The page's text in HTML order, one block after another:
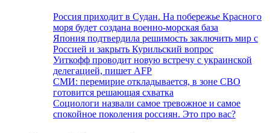
Россия приходит в Судан. На побережье Красного
моря будет создана военно-морская база
Япония подтвердила решимость заключить мир с
Россией и закрыть Курильский вопрос
Уиткофф проводит новую встречу с украинской
делегацией, пишет AFP
СМИ: перемирие откладывается, в зоне СВО
готовится решающая схватка
Социологи назвали самое тревожное и самое
спокойное поколения россиян. Это про вас?